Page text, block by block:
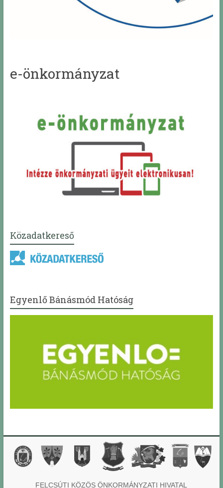
e-önkormányzat
Közadatkereső
Egyenlő Bánásmód Hatóság
FELCSÚTI KÖZÖS ÖNKORMÁNYZATI HIVATAL